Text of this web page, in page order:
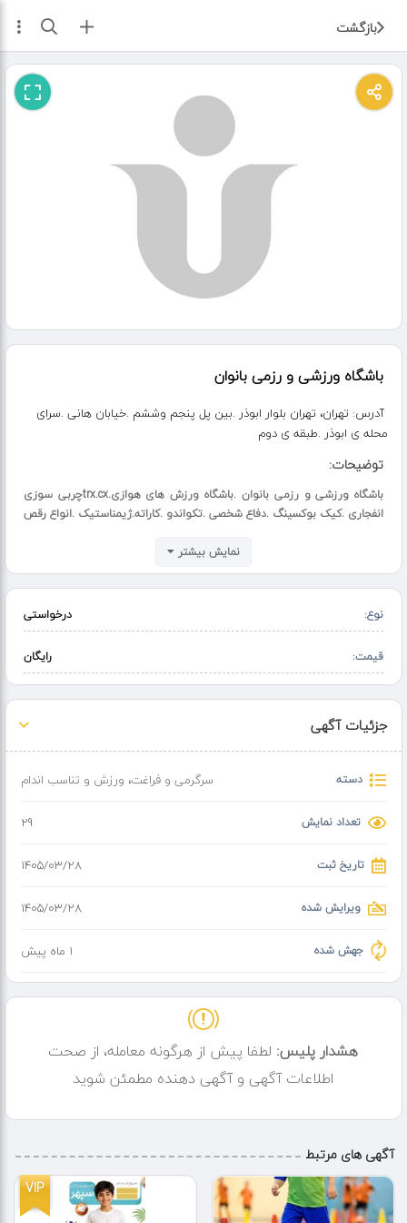
بازگشت ثبت آگهی
باشگاه ورزشی و رزمی بانوان
آدرس: تهران، تهران بلوار ابوذر .بین پل پنجم وششم .خیابان هانی .سرای
محله ی ابوذر .طبقه ی دوم
توضیحات:
باشگاه ورزشی و رزمی بانوان .باشگاه ورزش های هوازی.trx.cxچربی سوزی
انفجاری .کیک بوکسینگ .دفاع شخصی .تکواندو .کاراته.ژیمناستیک .انواع رقص
نمایش بیشتر
نوع: درخواستی
قیمت: رایگان
جزئیات آگهی
دسته سرگرمی و فراغت، ورزش و تناسب اندام
تعداد نمایش 29
تاریخ ثبت ۱۴۰۵/۰۳/۲۸
ویرایش شده ۱۴۰۵/۰۳/۲۸
جهش شده 1 ماه پیش
هشدار پلیس: لطفا پیش از هرگونه معامله، از صحت
اطلاعات آگهی و آگهی دهنده مطمئن شوید
آگهی های مرتبط
VIP